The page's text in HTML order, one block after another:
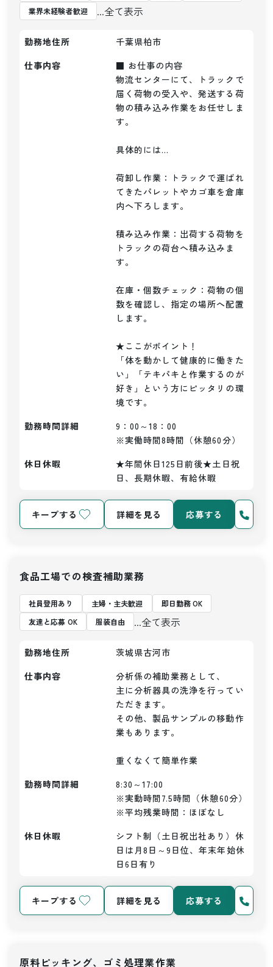
業界未経験者歓迎
...全て表示
勤務地住所
千葉県柏市
仕事内容
■ お仕事の内容
物流センターにて、トラックで
届く荷物の受入や、発送する荷
物の積み込み作業をお任せしま
す。
具体的には…
荷卸し作業：トラックで運ばれ
てきたパレットやカゴ車を倉庫
内へ下ろします。
積み込み作業：出荷する荷物を
トラックの荷台へ積み込みま
す。
在庫・個数チェック：荷物の個
数を確認し、指定の場所へ配置
します。
★ここがポイント！
「体を動かして健康的に働きた
い」「テキパキと作業するのが
好き」という方にピッタリの環
境です。
勤務時間詳細
9：00～18：00
※実働時間8時間（休憩60分）
休日休暇
★年間休日125日前後★土日祝
日、長期休暇、有給休暇
キープする 詳細を見る 応募する
食品工場での検査補助業務
社員登用あり 主婦・主夫歓迎
即日勤務 OK
友達と応募 OK
服装自由 ...全て表示
勤務地住所
茨城県古河市
仕事内容
分析係の補助業務として、
主に分析器具の洗浄を行ってい
ただきます。
その他、製品サンプルの移動作
業もあります。
重くなくて簡単作業
勤務時間詳細
8:30～17:00
※実動時間7.5時間（休憩60分）
※平均残業時間：ほぼなし
休日休暇
シフト制（土日祝出社あり）休
日は月8日～9日位、年末年始休
日6日有り
キープする 詳細を見る 応募する
原料ピッキング、ゴミ処理業作業